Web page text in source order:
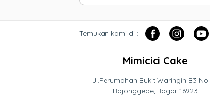
Temukan kami di :
Mimicici Cake
Jl.Perumahan Bukit Waringin B3 No
Bojonggede, Bogor 16923